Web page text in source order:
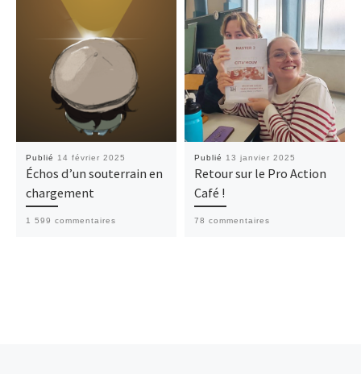
Publié 14 février 2025
Échos d’un souterrain en
chargement
1 599 commentaires
Publié 13 janvier 2025
Retour sur le Pro Action
Café !
78 commentaires